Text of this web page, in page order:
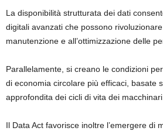
La disponibilità strutturata dei dati
digitali avanzati che possono
manutenzione e all’ottimizzazione delle
Parallelamente, si creano le condizioni
di economia circolare più efficaci, basate
approfondita dei cicli di vita dei
Il Data Act favorisce inoltre l’emergere di